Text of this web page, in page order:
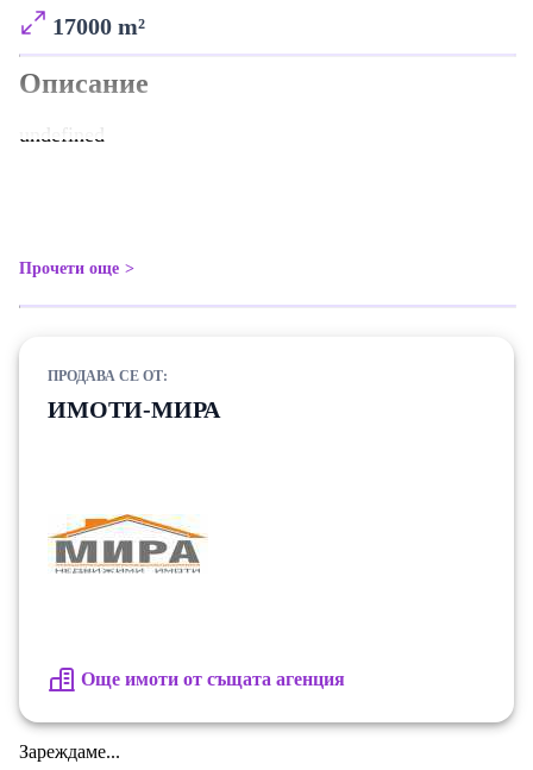
17000 m²
Описание
undefined
Прочети още
ПРОДАВА СЕ ОТ:
ИМОТИ-МИРА
Още имоти от същата агенция
Зареждаме...